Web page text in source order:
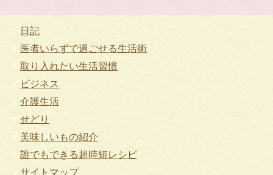
日記
医者いらずで過ごせる生活術
取り入れたい生活習慣
ビジネス
介護生活
せどり
美味しいもの紹介
誰でもできる超時短レシピ
サイトマップ